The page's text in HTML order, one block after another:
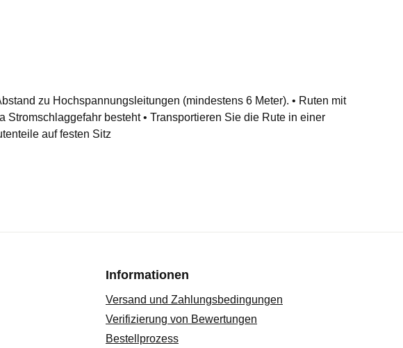
zu Hochspannungsleitungen (mindestens 6 Meter). • Ruten mit
besteht • Transportieren Sie die Rute in einer
auf festen Sitz
Informationen
Versand und Zahlungsbedingungen
Verifizierung von Bewertungen
Bestellprozess